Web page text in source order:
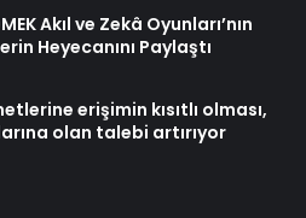
Akıl ve Zekâ Oyunları’nın
Heyecanını Paylaştı
erişimin kısıtlı olması,
olan talebi artırıyor